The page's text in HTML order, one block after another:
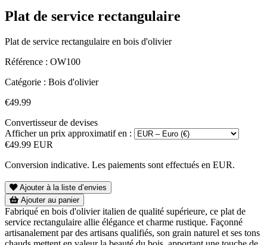
Plat de service rectangulaire
Plat de service rectangulaire en bois d'olivier
Référence : OW100
Catégorie : Bois d'olivier
€49.99
Convertisseur de devises
Afficher un prix approximatif en :
€49.99 EUR
Conversion indicative. Les paiements sont effectués en EUR.
Ajouter à la liste d’envies
Ajouter au panier
Fabriqué en bois d'olivier italien de qualité supérieure, ce plat de
service rectangulaire allie élégance et charme rustique. Façonné
artisanalement par des artisans qualifiés, son grain naturel et ses tons